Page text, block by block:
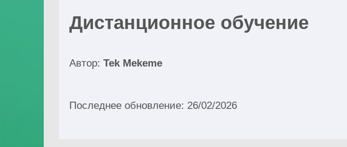
Дистанционное обучение
Автор: Tek Mekeme
Последнее обновление: 26/02/2026